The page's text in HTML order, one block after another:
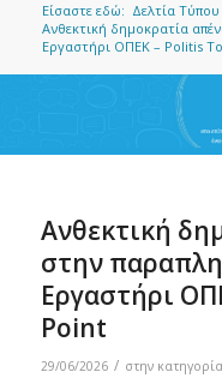
Είσαστε εδώ: Δελτία Τύπου
Ανθεκτική δημοκρατία
Εργαστήρι ΟΠΕΚ – Politis
Ανθεκτική
στην
Εργαστήρι
Point
29/06/2026 / στην κατηγορία